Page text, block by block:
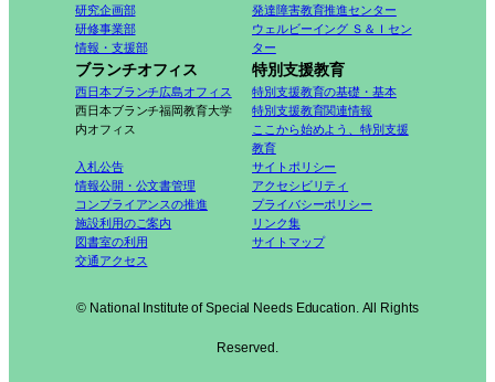
研究企画部
研修事業部
情報・支援部
発達障害教育推進センター
ウェルビーイング Ｓ＆Ｉセン
ター
ブランチオフィス
西日本ブランチ広島オフィス
西日本ブランチ福岡教育大学
内オフィス
特別支援教育
特別支援教育の基礎・基本
特別支援教育関連情報
ここから始めよう、特別支援
教育
入札公告
情報公開・公文書管理
コンプライアンスの推進
施設利用のご案内
図書室の利用
交通アクセス
サイトポリシー
アクセシビリティ
プライバシーポリシー
リンク集
サイトマップ
© National Institute of Special Needs Education. All Rights
Reserved.